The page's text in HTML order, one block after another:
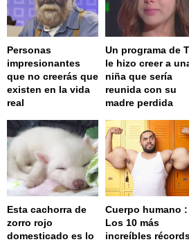
Personas
impresionantes
que no creerás que
existen en la vida
real
Un programa de
le hizo creer a
niña que sería
reunida con su
madre perdida
Esta cachorra de
zorro rojo
domesticado es lo
Cuerpo humano :
Los 10 más
increíbles